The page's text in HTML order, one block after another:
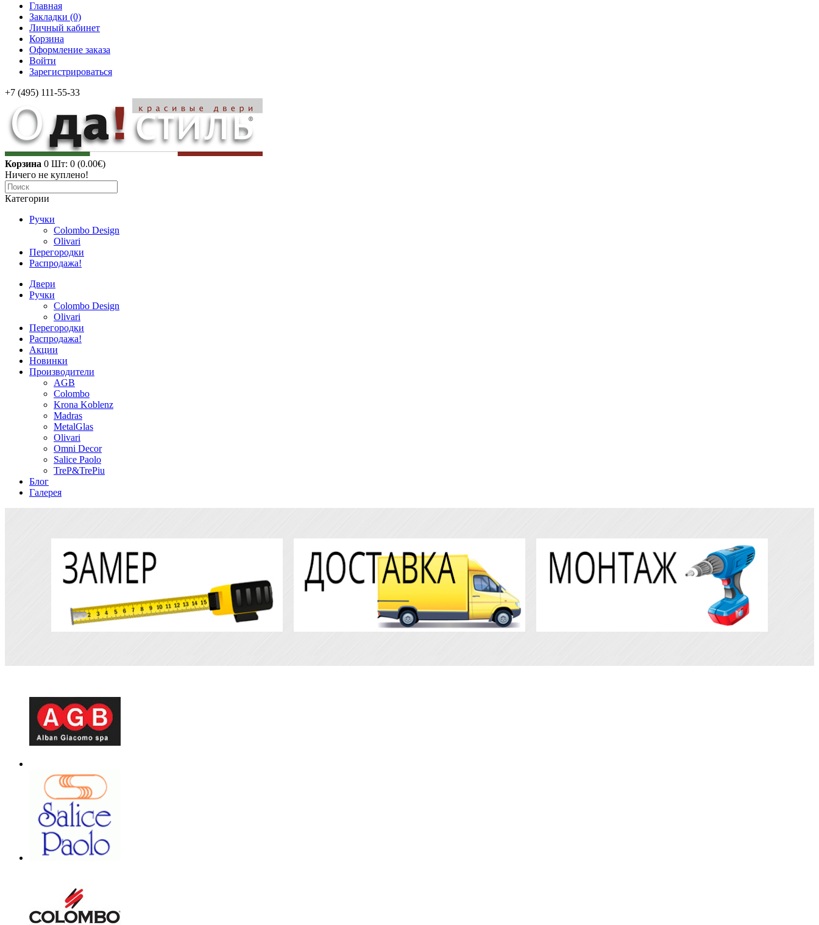
Главная
Закладки (0)
Личный кабинет
Корзина
Оформление заказа
Войти
Зарегистрироваться
+7 (495) 111-55-33
Корзина 0 Шт: 0 (0.00€)
Ничего не куплено!
Категории
Ручки
Colombo Design
Olivari
Перегородки
Распродажа!
Двери
Ручки
Colombo Design
Olivari
Перегородки
Распродажа!
Акции
Новинки
Производители
AGB
Colombo
Krona Koblenz
Madras
MetalGlas
Olivari
Omni Decor
Salice Paolo
TreP&TrePiu
Блог
Галерея